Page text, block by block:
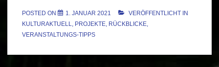
POSTED ON 1. JANUAR 2021
VERÖFFENTLICHT IN
KULTURAKTUELL, PROJEKTE, RÜCKBLICKE,
VERANSTALTUNGS-TIPPS